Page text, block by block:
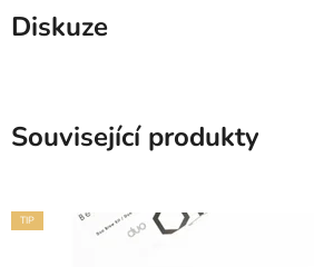
Diskuze
Související produkty
TIP